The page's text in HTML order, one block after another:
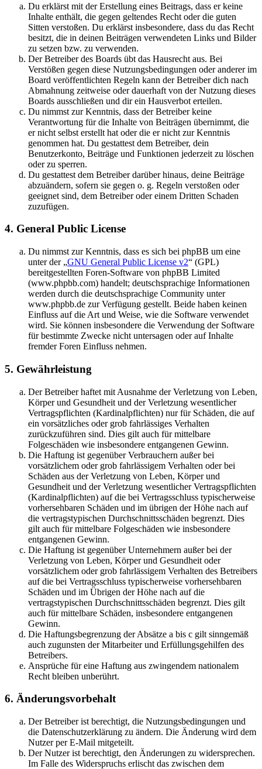
Du erklärst mit der Erstellung eines Beitrags, dass er keine
Inhalte enthält, die gegen geltendes Recht oder die guten
Sitten verstoßen. Du erklärst insbesondere, dass du das Recht
besitzt, die in deinen Beiträgen verwendeten Links und Bilder
zu setzen bzw. zu verwenden.
Der Betreiber des Boards übt das Hausrecht aus. Bei
Verstößen gegen diese Nutzungsbedingungen oder anderer im
Board veröffentlichten Regeln kann der Betreiber dich nach
Abmahnung zeitweise oder dauerhaft von der Nutzung dieses
Boards ausschließen und dir ein Hausverbot erteilen.
Du nimmst zur Kenntnis, dass der Betreiber keine
Verantwortung für die Inhalte von Beiträgen übernimmt, die
er nicht selbst erstellt hat oder die er nicht zur Kenntnis
genommen hat. Du gestattest dem Betreiber, dein
Benutzerkonto, Beiträge und Funktionen jederzeit zu löschen
oder zu sperren.
Du gestattest dem Betreiber darüber hinaus, deine Beiträge
abzuändern, sofern sie gegen o. g. Regeln verstoßen oder
geeignet sind, dem Betreiber oder einem Dritten Schaden
zuzufügen.
4. General Public License
Du nimmst zur Kenntnis, dass es sich bei phpBB um eine
unter der „GNU General Public License v2“ (GPL)
bereitgestellten Foren-Software von phpBB Limited
(www.phpbb.com) handelt; deutschsprachige Informationen
werden durch die deutschsprachige Community unter
www.phpbb.de zur Verfügung gestellt. Beide haben keinen
Einfluss auf die Art und Weise, wie die Software verwendet
wird. Sie können insbesondere die Verwendung der Software
für bestimmte Zwecke nicht untersagen oder auf Inhalte
fremder Foren Einfluss nehmen.
5. Gewährleistung
Der Betreiber haftet mit Ausnahme der Verletzung von Leben,
Körper und Gesundheit und der Verletzung wesentlicher
Vertragspflichten (Kardinalpflichten) nur für Schäden, die auf
ein vorsätzliches oder grob fahrlässiges Verhalten
zurückzuführen sind. Dies gilt auch für mittelbare
Folgeschäden wie insbesondere entgangenen Gewinn.
Die Haftung ist gegenüber Verbrauchern außer bei
vorsätzlichem oder grob fahrlässigem Verhalten oder bei
Schäden aus der Verletzung von Leben, Körper und
Gesundheit und der Verletzung wesentlicher Vertragspflichten
(Kardinalpflichten) auf die bei Vertragsschluss typischerweise
vorhersehbaren Schäden und im übrigen der Höhe nach auf
die vertragstypischen Durchschnittsschäden begrenzt. Dies
gilt auch für mittelbare Folgeschäden wie insbesondere
entgangenen Gewinn.
Die Haftung ist gegenüber Unternehmern außer bei der
Verletzung von Leben, Körper und Gesundheit oder
vorsätzlichem oder grob fahrlässigem Verhalten des Betreibers
auf die bei Vertragsschluss typischerweise vorhersehbaren
Schäden und im Übrigen der Höhe nach auf die
vertragstypischen Durchschnittsschäden begrenzt. Dies gilt
auch für mittelbare Schäden, insbesondere entgangenen
Gewinn.
Die Haftungsbegrenzung der Absätze a bis c gilt sinngemäß
auch zugunsten der Mitarbeiter und Erfüllungsgehilfen des
Betreibers.
Ansprüche für eine Haftung aus zwingendem nationalem
Recht bleiben unberührt.
6. Änderungsvorbehalt
Der Betreiber ist berechtigt, die Nutzungsbedingungen und
die Datenschutzerklärung zu ändern. Die Änderung wird dem
Nutzer per E-Mail mitgeteilt.
Der Nutzer ist berechtigt, den Änderungen zu widersprechen.
Im Falle des Widerspruchs erlischt das zwischen dem